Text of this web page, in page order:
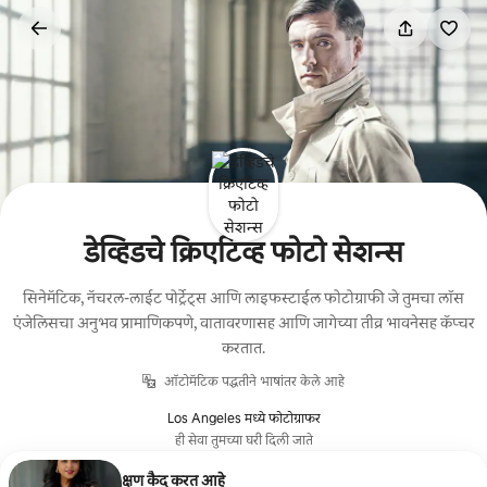
कंटेंटवर
डेव्हिडचे क्रिएटिव्ह फोटो सेशन्स
सिनेमॅटिक, नॅचरल-लाईट पोर्ट्रेट्स आणि लाइफस्टाईल फोटोग्राफी जे तुमचा लॉस
एंजेलिसचा अनुभव प्रामाणिकपणे, वातावरणासह आणि जागेच्या तीव्र भावनेसह कॅप्चर
करतात.
ऑटोमॅटिक पद्धतीने भाषांतर केले आहे
Los Angeles मध्ये फोटोग्राफर
ही सेवा तुमच्या घरी दिली जाते
क्षण कैद करत आहे